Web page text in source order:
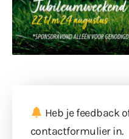
Heb je feedback
contactformulierin.